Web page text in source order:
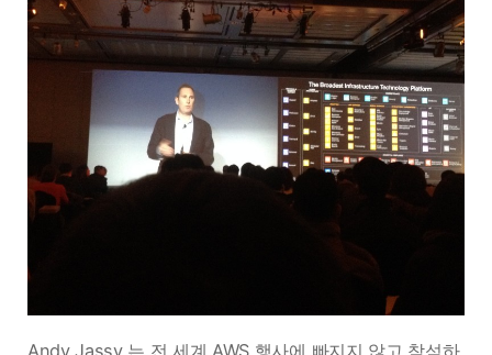
Andy Jassy 는 전 세계 AWS 행사에 빠지지 않고 참석하